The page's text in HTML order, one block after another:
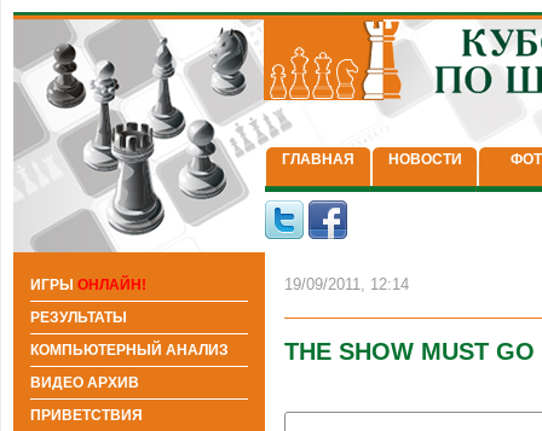
ГЛАВНАЯ НОВОСТИ
19/09/2011, 12:14
THE SHOW MUST GO
ИГРЫ ОНЛАЙН!
РЕЗУЛЬТАТЫ
КОМПЬЮТЕРНЫЙ АНАЛИЗ
ВИДЕО АРХИВ
ПРИВЕТСТВИЯ